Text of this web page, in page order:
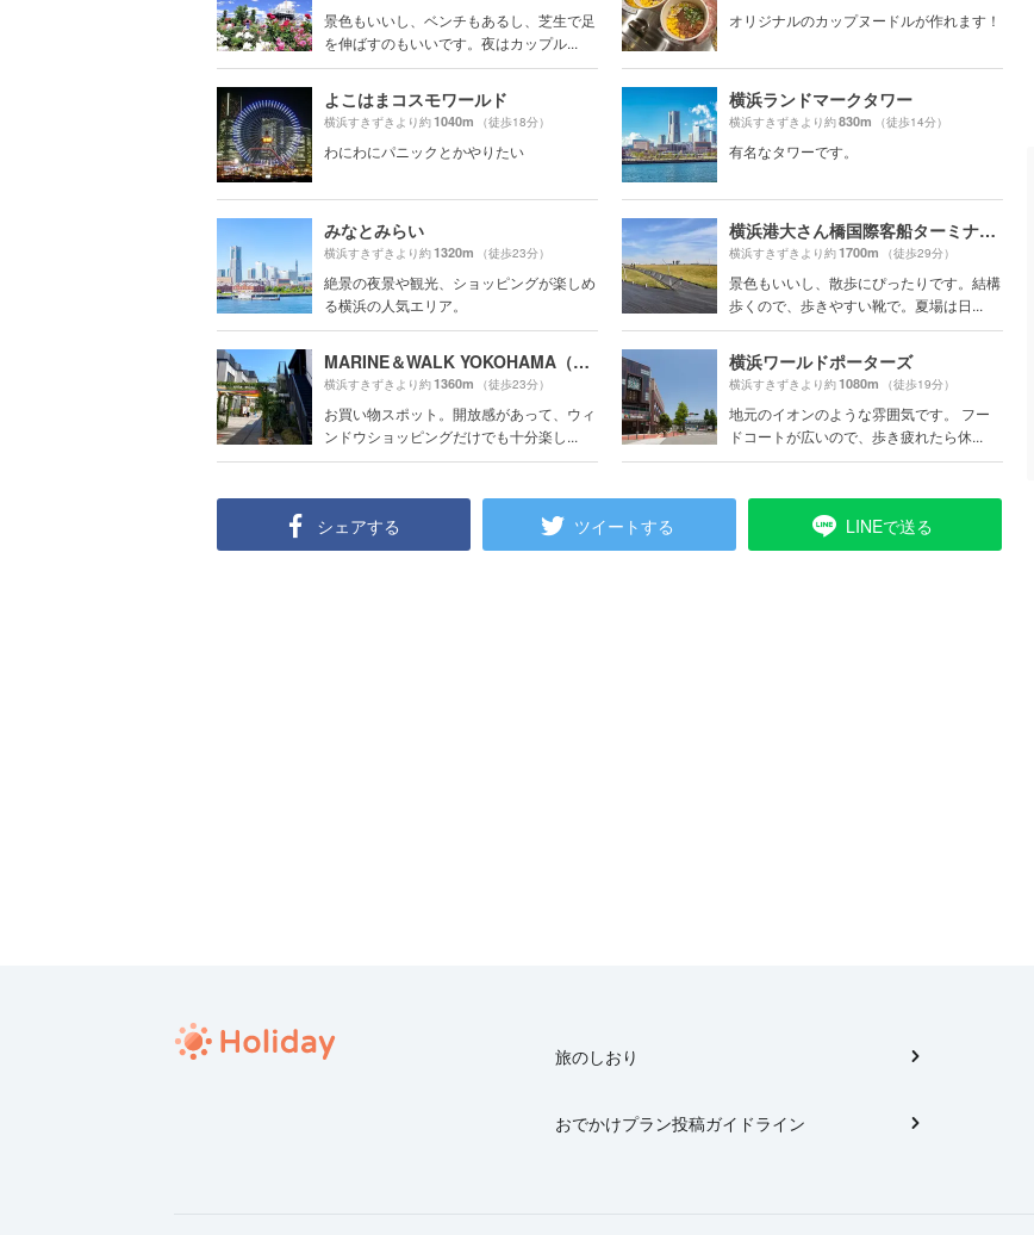
景色もいいし、ベンチもあるし、芝生で足
を伸ばすのもいいです。夜はカップル...
オリジナルのカップヌードルが作れます！
よこはまコスモワールド
横浜すきずきより約1040m （徒歩18分）
わにわにパニックとかやりたい
横浜ランドマークタワー
横浜すきずきより約830m （徒歩14分）
有名なタワーです。
みなとみらい
横浜すきずきより約1320m （徒歩23分）
絶景の夜景や観光、ショッピングが楽しめ
る横浜の人気エリア。
横浜港大さん橋国際客船ターミナル（大さん橋）
横浜すきずきより約1700m （徒歩29分）
景色もいいし、散歩にぴったりです。結構
歩くので、歩きやすい靴で。夏場は日...
MARINE＆WALK YOKOHAMA（マリン アンド ウォーク ヨコハマ）
横浜すきずきより約1360m （徒歩23分）
お買い物スポット。開放感があって、ウィ
ンドウショッピングだけでも十分楽し...
横浜ワールドポーターズ
横浜すきずきより約1080m （徒歩19分）
地元のイオンのような雰囲気です。 フー
ドコートが広いので、歩き疲れたら休...
シェアする ツイートする LINEで送る
旅のしおり
おでかけプラン投稿ガイドライン